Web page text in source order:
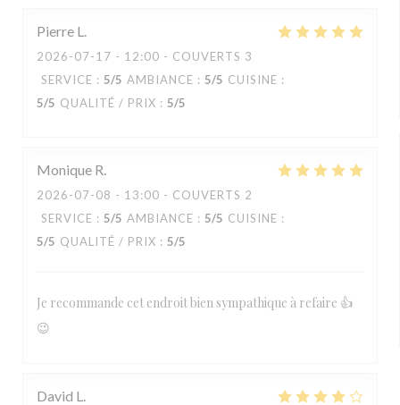
Pierre L
2026-07-17 - 12:00 - COUVERTS 3
SERVICE : 5/5 AMBIANCE : 5/5 CUISINE :
5/5 QUALITÉ / PRIX : 5/5
Monique R
2026-07-08 - 13:00 - COUVERTS 2
SERVICE : 5/5 AMBIANCE : 5/5 CUISINE :
5/5 QUALITÉ / PRIX : 5/5
Je recommande cet endroit bien sympathique à refaire 👍
😉
David L